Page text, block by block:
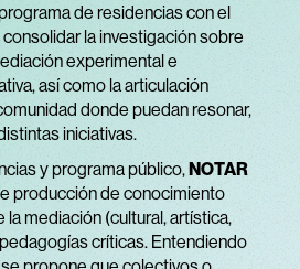
de residencias con el
la investigación sobre
experimental e
así como la articulación
donde puedan resonar,
iniciativas.
y programa público,NOTAR
producción de conocimiento
mediación (cultural, artística,
críticas. Entendiendo